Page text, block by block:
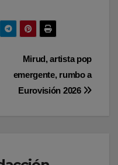
Mirud, artista pop
emergente, rumbo a
Eurovisión 2026